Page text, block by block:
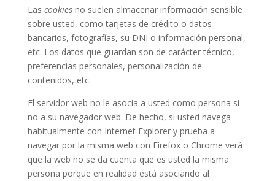
Las cookiesno suelen almacenar información sensible
sobre usted, como tarjetas de crédito o datos
bancarios, fotografías, su DNI o información personal,
etc. Los datos que guardan son de carácter técnico,
preferencias personales, personalización de
contenidos, etc.
El servidor web no le asocia a usted como persona si
no a su navegador web. De hecho, si usted navega
habitualmente con Internet Explorer y prueba a
navegar por la misma web con Firefox o Chrome verá
que la web no se da cuenta que es usted la misma
persona porque en realidad está asociando al